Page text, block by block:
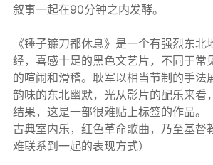
叙事一起在90分钟之内发酵。
《锤子镰刀都休息》是一个有强烈东北
经，喜感十足的黑色文艺片，不同于常
的喧闹和滑稽。耿军以相当节制的手法
韵味的东北幽默，光从影片的配乐来看
结果，这是一部很难贴上标签的作品。
古典室内乐，红色革命歌曲，乃至基督
难联系到一起的表现方式）